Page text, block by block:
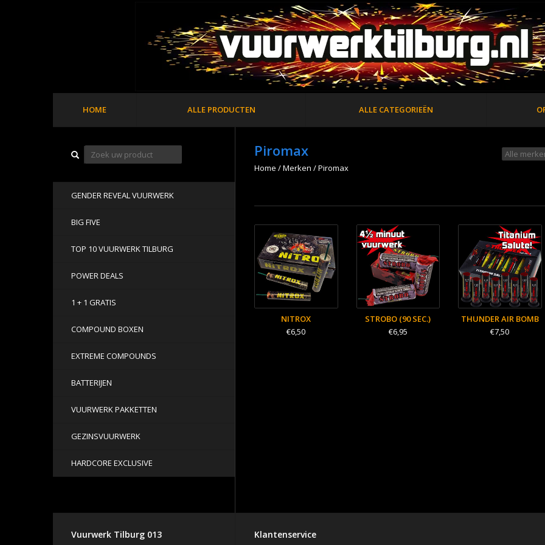
HOME ALLE PRODUCTEN ALLE CATEGORIEËN
GENDER REVEAL VUURWERK
BIG FIVE
TOP 10 VUURWERK TILBURG
POWER DEALS
1 + 1 GRATIS
COMPOUND BOXEN
EXTREME COMPOUNDS
BATTERIJEN
VUURWERK PAKKETTEN
GEZINSVUURWERK
HARDCORE EXCLUSIVE
Piromax
Home /Merken /Piromax
NITROX
€6,50
STROBO (90 SEC.)
€6,95
THUNDER AIR BOMB
€7,50
Vuurwerk Tilburg 013 Klantenservice